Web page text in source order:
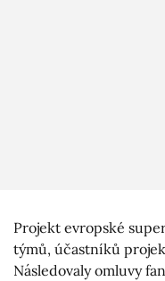
Projekt evropské
týmů, účastníků
Následovaly omluvy